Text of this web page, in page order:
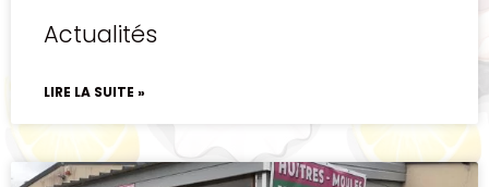
Actualités
LIRE LA SUITE »